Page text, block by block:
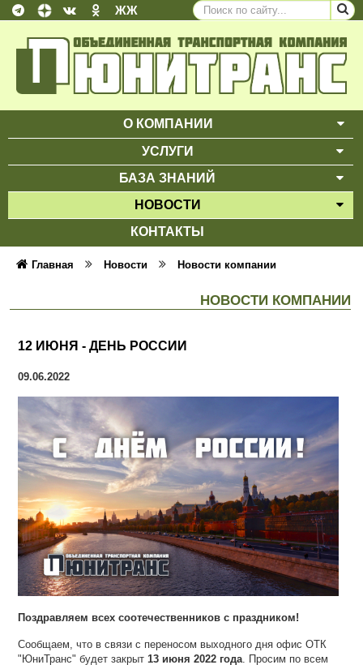
ЖЖ
О КОМПАНИИ
УСЛУГИ
БАЗА ЗНАНИЙ
НОВОСТИ
КОНТАКТЫ
Главная Новости Новости компании
НОВОСТИ КОМПАНИИ
12 ИЮНЯ - ДЕНЬ РОССИИ
09.06.2022
Поздравляем всех соотечественников с праздником!
Сообщаем, что в связи с переносом выходного дня офис ОТК
"ЮниТранс" будет закрыт 13 июня 2022 года . Просим по всем